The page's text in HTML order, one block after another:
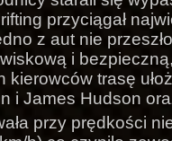
przyciągał
z aut nie
i
kierowców trasę
i James Hudson
przy prędkości